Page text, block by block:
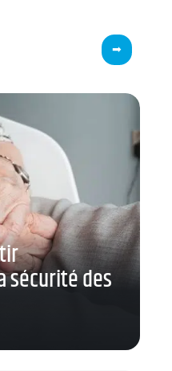
sécurité des